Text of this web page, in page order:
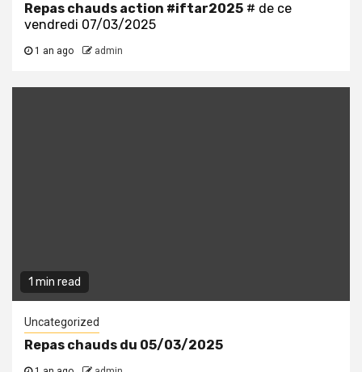
Repas chauds action #iftar2025 # de ce
vendredi 07/03/2025
1 an ago admin
1 min read
Uncategorized
Repas chauds du 05/03/2025